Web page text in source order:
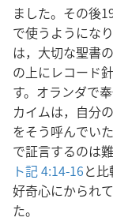
ました。その後
で使うようにな
は，大切な聖書
の上にレコード
す。オランダで
カイムは，自分
をそう呼んでい
で証言するのは
ト記 4:14-16と
好奇心にかられ
た。